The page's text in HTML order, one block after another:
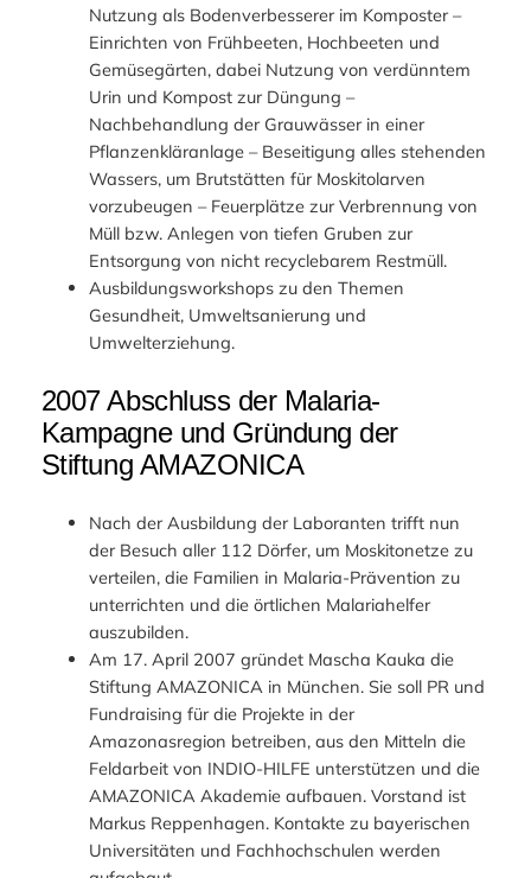
Nutzung als Bodenverbesserer im Komposter –
Einrichten von Frühbeeten, Hochbeeten und
Gemüsegärten, dabei Nutzung von verdünntem
Urin und Kompost zur Düngung –
Nachbehandlung der Grauwässer in einer
Pflanzenkläranlage – Beseitigung alles stehenden
Wassers, um Brutstätten für Moskitolarven
vorzubeugen – Feuerplätze zur Verbrennung von
Müll bzw. Anlegen von tiefen Gruben zur
Entsorgung von nicht recyclebarem Restmüll.
Ausbildungsworkshops zu den Themen
Gesundheit, Umweltsanierung und
Umwelterziehung.
2007 Abschluss der Malaria-
Kampagne und Gründung der
Stiftung AMAZONICA
Nach der Ausbildung der Laboranten trifft nun
der Besuch aller 112 Dörfer, um Moskitonetze zu
verteilen, die Familien in Malaria-Prävention zu
unterrichten und die örtlichen Malariahelfer
auszubilden.
Am 17. April 2007 gründet Mascha Kauka die
Stiftung AMAZONICA in München. Sie soll PR und
Fundraising für die Projekte in der
Amazonasregion betreiben, aus den Mitteln die
Feldarbeit von INDIO-HILFE unterstützen und die
AMAZONICA Akademie aufbauen. Vorstand ist
Markus Reppenhagen. Kontakte zu bayerischen
Universitäten und Fachhochschulen werden